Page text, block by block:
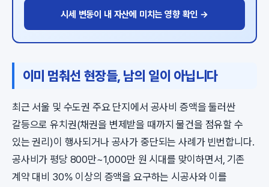
시세 변동이 내 자산에 미치는 영향 확인 →
이미 멈춰선 현장들, 남의 일이 아닙니다
최근 서울 및 수도권 주요 단지에서 공사비 증액을 둘러싼
갈등으로 유치권(채권을 변제받을 때까지 물건을 점유할 수
있는 권리)이 행사되거나 공사가 중단되는 사례가 빈번합니다.
공사비가 평당 800만~1,000만 원 시대를 맞이하면서, 기존
계약 대비 30% 이상의 증액을 요구하는 시공사와 이를